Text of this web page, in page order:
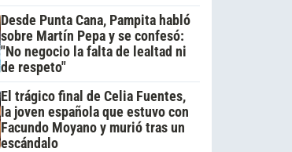
Desde Punta Cana, Pampita habló
sobre Martín Pepa y se confesó:
"No negocio la falta de lealtad ni
de respeto"
El trágico final de Celia Fuentes,
la joven española que estuvo con
Facundo Moyano y murió tras un
escándalo